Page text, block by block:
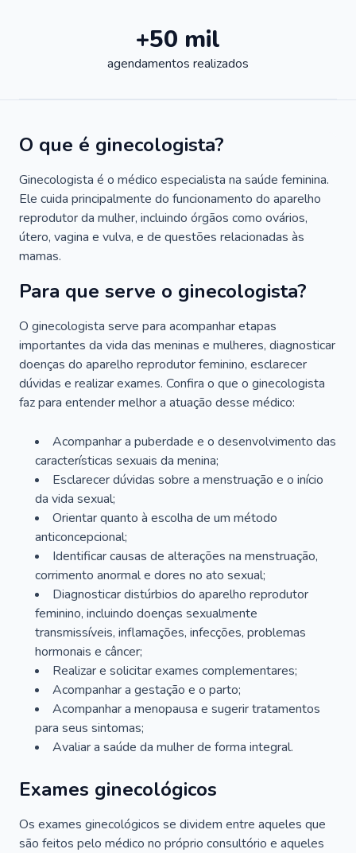
+50 mil
agendamentos realizados
O que é ginecologista?
Ginecologista é o médico especialista na saúde feminina.
Ele cuida principalmente do funcionamento do aparelho
reprodutor da mulher, incluindo órgãos como ovários,
útero, vagina e vulva, e de questões relacionadas às
mamas.
Para que serve o ginecologista?
O ginecologista serve para acompanhar etapas
importantes da vida das meninas e mulheres, diagnosticar
doenças do aparelho reprodutor feminino, esclarecer
dúvidas e realizar exames. Confira o que o ginecologista
faz para entender melhor a atuação desse médico:
Acompanhar a puberdade e o desenvolvimento das
características sexuais da menina;
Esclarecer dúvidas sobre a menstruação e o início
da vida sexual;
Orientar quanto à escolha de um método
anticoncepcional;
Identificar causas de alterações na menstruação,
corrimento anormal e dores no ato sexual;
Diagnosticar distúrbios do aparelho reprodutor
feminino, incluindo doenças sexualmente
transmissíveis, inflamações, infecções, problemas
hormonais e câncer;
Realizar e solicitar exames complementares;
Acompanhar a gestação e o parto;
Acompanhar a menopausa e sugerir tratamentos
para seus sintomas;
Avaliar a saúde da mulher de forma integral.
Exames ginecológicos
Os exames ginecológicos se dividem entre aqueles que
são feitos pelo médico no próprio consultório e aqueles